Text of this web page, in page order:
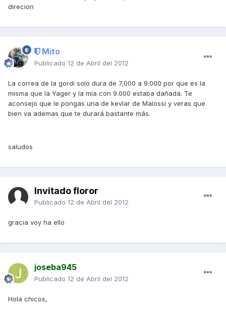
direcion
Mito
Publicado 12 de Abril del 2012
La correa de la gordi solo dura de 7,000 a 9.000 por que es la
misma que la Yager y la mia con 9.000 estaba dañada. Te
aconsejo que le pongas una de kevlar de Malossi y veras que
bien va ademas que te durará bastante más.
saludos
Invitado floror
Publicado 12 de Abril del 2012
gracia voy ha ello
joseba945
Publicado 12 de Abril del 2012
Hola chicos,